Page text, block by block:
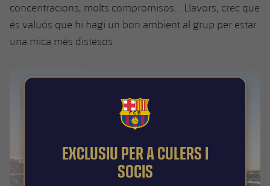
concentracions, molts compromisos... Llavors, crec que
és valuós que hi hagi un bon ambient al grup per estar
una mica més distesos.
FCB Barcelona badge
EXCLUSIU PER A CULERS I
SOCIS